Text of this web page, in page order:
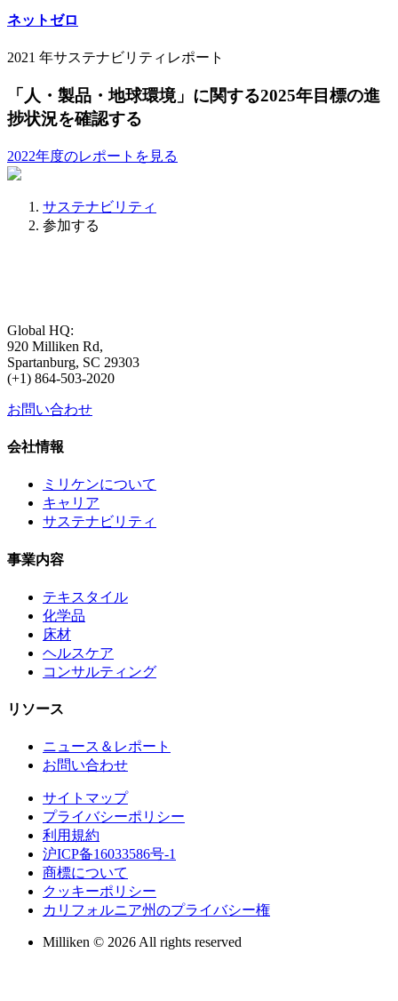
ネットゼロ
2021 年サステナビリティレポート
「人・製品・地球環境」に関する2025年目標の進
捗状況を確認する
2022年度のレポートを見る
サステナビリティ
参加する
Global HQ:
920 Milliken Rd,
Spartanburg, SC 29303
(+1) 864-503-2020
お問い合わせ
会社情報
ミリケンについて
キャリア
サステナビリティ
事業内容
テキスタイル
化学品
床材
ヘルスケア
コンサルティング
リソース
ニュース＆レポート
お問い合わせ
サイトマップ
プライバシーポリシー
利用規約
沪ICP备16033586号-1
商標について
クッキーポリシー
カリフォルニア州のプライバシー権
Milliken © 2026 All rights reserved